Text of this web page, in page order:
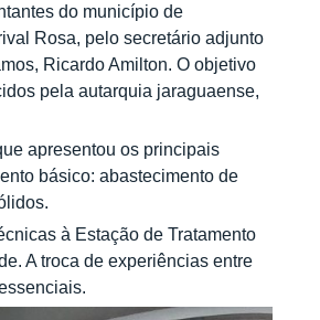
do município de
Rosa, pelo secretário adjunto
Ricardo Amilton. O objetivo
pela autarquia jaraguaense,
apresentou os principais
básico: abastecimento de
à Estação de Tratamento
A troca de experiências entre